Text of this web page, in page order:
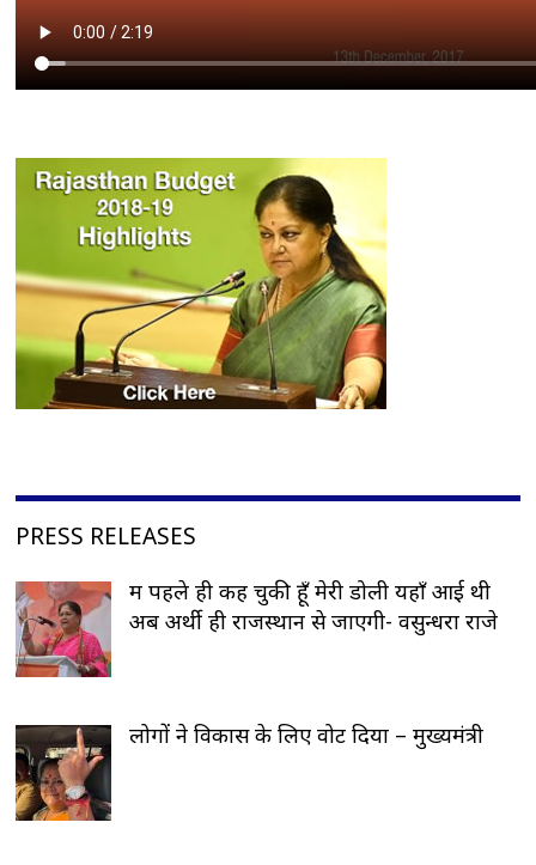
PRESS RELEASES
मैं पहले ही कह चुकी हूँ मेरी डोली यहाँ आई थी
अब अर्थी ही राजस्थान से जाएगी- वसुन्धरा राजे
लोगों ने विकास के लिए वोट दिया – मुख्यमंत्री